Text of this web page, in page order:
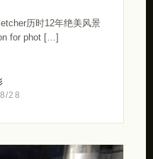
历时12年绝美风景
for phot […]
28